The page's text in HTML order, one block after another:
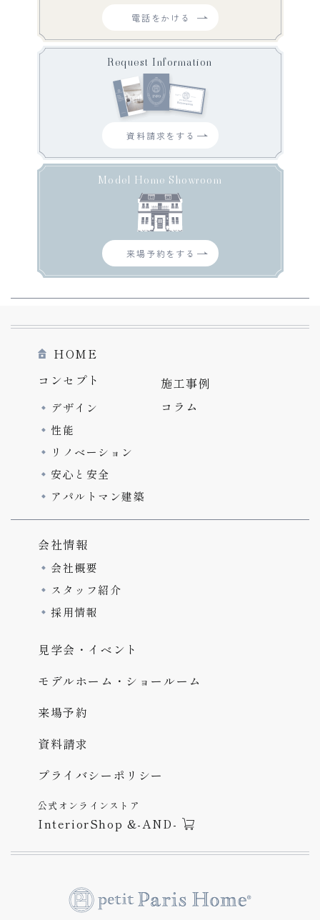
電話をかける
Request Information
資料請求をする
Model Home Showroom
来場予約をする
HOME
コンセプト
デザイン
性能
リノベーション
安心と安全
アパルトマン建築
施工事例
コラム
会社情報
会社概要
スタッフ紹介
採用情報
見学会・イベント
モデルホーム・ショールーム
来場予約
資料請求
プライバシーポリシー
公式オンラインストア
InteriorShop &-AND-